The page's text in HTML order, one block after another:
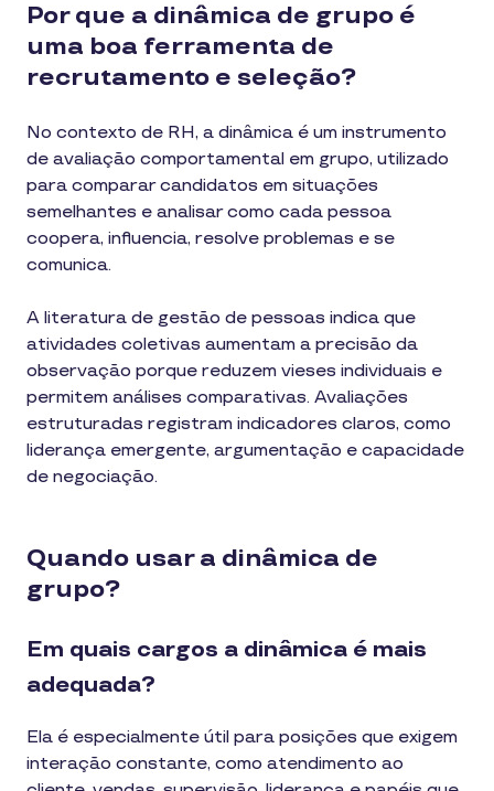
Por que a dinâmica de grupo é
uma boa ferramenta de
recrutamento e seleção?
No contexto de RH, a dinâmica é um instrumento
de avaliação comportamental em grupo, utilizado
para comparar candidatos em situações
semelhantes e analisar como cada pessoa
coopera, influencia, resolve problemas e se
comunica.
A literatura de gestão de pessoas indica que
atividades coletivas aumentam a precisão da
observação porque reduzem vieses individuais e
permitem análises comparativas. Avaliações
estruturadas registram indicadores claros, como
liderança emergente, argumentação e capacidade
de negociação.
Quando usar a dinâmica de
grupo?
Em quais cargos a dinâmica é mais
adequada?
Ela é especialmente útil para posições que exigem
interação constante, como atendimento ao